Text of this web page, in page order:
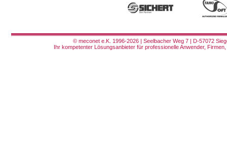
© meconet e.K. 1996-2026 | Seelbacher Weg 7 | D-57072
Ihr kompetenter Lösungsanbieter für professionelle Anwender,